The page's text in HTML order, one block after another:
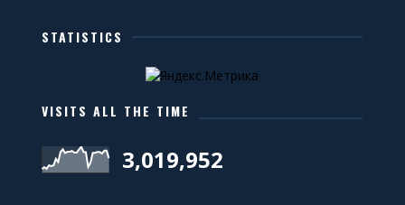
STATISTICS
VISITS ALL THE TIME
3,019,952